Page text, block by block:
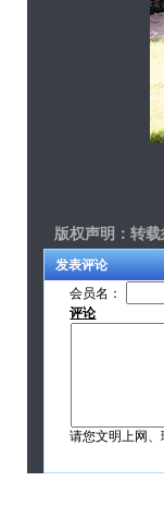
版权声明 ：转
发表评论
会员名：
评论
请您文明上网、